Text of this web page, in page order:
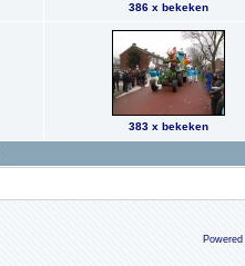
386 x bekeken
383 x bekeken